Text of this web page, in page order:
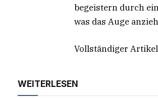
begeistern durch
was das Auge
Vollständiger
WEITERLESEN